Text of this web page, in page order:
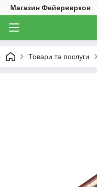
Магазин Фейерверков
Товари та послуги